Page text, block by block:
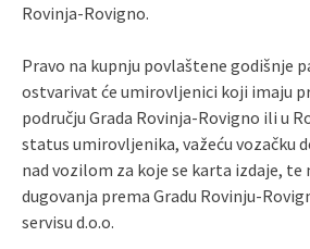
Rovinja-Rovigno.
Pravo na kupnju povlaštene godišnje
ostvarivat će umirovljenici koji imaju
području Grada Rovinja-Rovigno ili u
status umirovljenika, važeću vozačku
nad vozilom za koje se karta izdaje, te
dugovanja prema Gradu Rovinju-
servisu d.o.o.